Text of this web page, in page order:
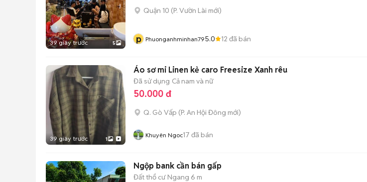
39 giây trước 5
Quận 10 (P. Vườn Lài mới)
p Phuonganhminhan795.0 12 đã bán
39 giây trước 1
Áo sơ mi Linen kẻ caro Freesize Xanh rêu
Đã sử dụng Cả nam và nữ
50.000 đ
Q. Gò Vấp (P. An Hội Đông mới)
Khuyên Ngoc17 đã bán
Ngộp bank cần bán gấp
Đất thổ cư Ngang 6 m